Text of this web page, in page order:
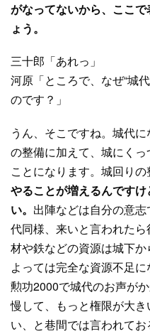
がなってないから、ここ
ょう。
三十郎「あれっ」
河原「ところで、なぜ“城
のです？」
うん、そこですね。城代
の整備に加えて、城にく
ことになります。城回りの
やることが増えるんです
い。 出陣などは自分の意
代同様、来いと言われた
材や鉄などの資源は城下
よっては完全な資源不足に
勲功2000で城代のお声が
慢して、もっと権限が大
い、と巷間では言われてお